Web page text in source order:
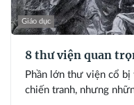
Giáo dục
8 thư viện quan
Phần lớn thư viện cổ bị
chiến tranh, nhưng